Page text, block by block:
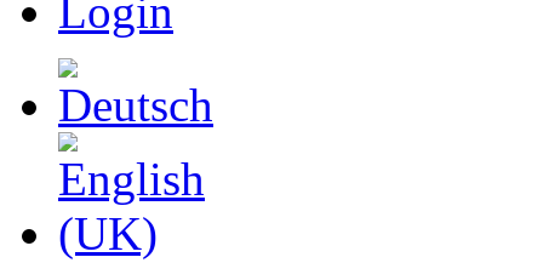
Login